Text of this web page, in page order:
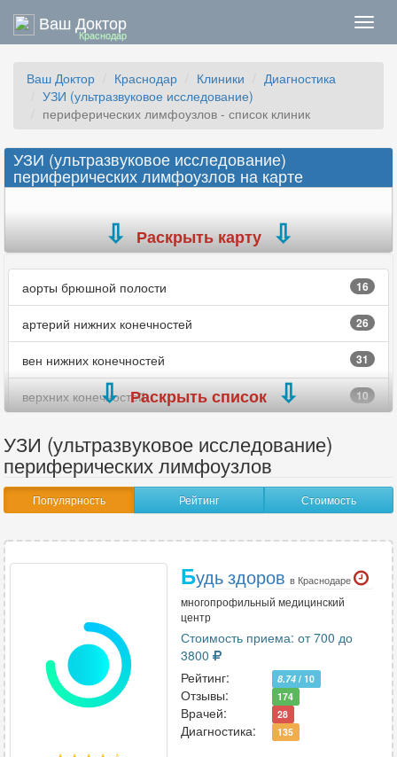
Ваш Доктор
Краснодар
Ваш Доктор Краснодар Клиники
Диагностика
УЗИ (ультразвуковое исследование)
периферических лимфоузлов - список клиник
УЗИ (ультразвуковое исследование)
периферических лимфоузлов на карте
Раскрыть карту
аорты брюшной полости 16
артерий нижних конечностей 26
вен нижних конечностей 31
верхних конечностей 10
вилочковой железы
внутренних женских половых органов
гайморовых пазух носа
гистеросальпингоскопия (УЗГСС) 7
12
головного мозга
желудка
Раскрыть список
УЗИ (ультразвуковое исследование)
периферических лимфоузлов
Популярность Рейтинг Стоимость
Будь здоров в Краснодаре
многопрофильный медицинский
центр
Стоимость приема: от 700 до
3800
Рейтинг:
8.74 / 10
Отзывы: 174
Врачей: 28
Диагностика: 135